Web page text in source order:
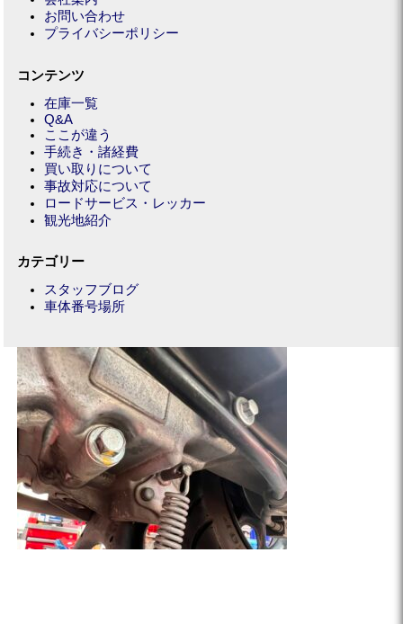
お問い合わせ
プライバシーポリシー
コンテンツ
在庫一覧
Q&A
ここが違う
手続き・諸経費
買い取りについて
事故対応について
ロードサービス・レッカー
観光地紹介
カテゴリー
スタッフブログ
車体番号場所